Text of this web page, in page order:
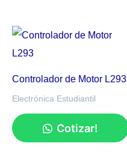
Controlador de Motor L293
Electrónica Estudiantil
Cotizar!